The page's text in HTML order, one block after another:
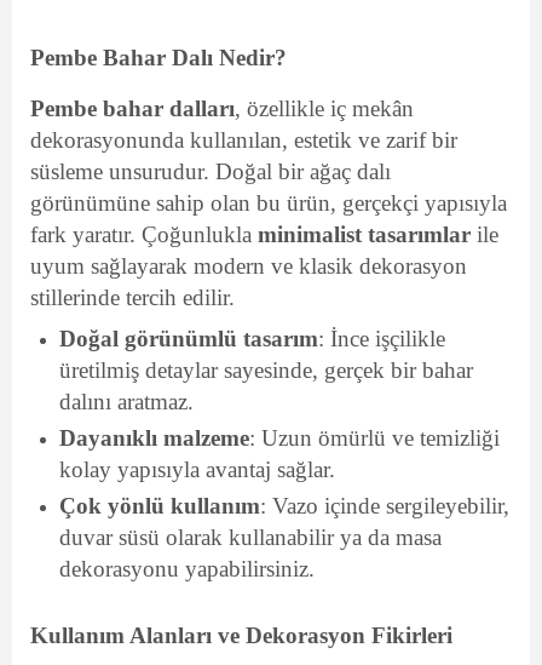
Pembe Bahar Dalı Nedir?
Pembe bahar dalları, özellikle iç mekân
dekorasyonunda kullanılan, estetik ve zarif bir
süsleme unsurudur. Doğal bir ağaç dalı
görünümüne sahip olan bu ürün, gerçekçi yapısıyla
fark yaratır. Çoğunlukla minimalist tasarımlar ile
uyum sağlayarak modern ve klasik dekorasyon
stillerinde tercih edilir.
Doğal görünümlü tasarım: İnce işçilikle
üretilmiş detaylar sayesinde, gerçek bir bahar
dalını aratmaz.
Dayanıklı malzeme: Uzun ömürlü ve temizliği
kolay yapısıyla avantaj sağlar.
Çok yönlü kullanım: Vazo içinde sergileyebilir,
duvar süsü olarak kullanabilir ya da masa
dekorasyonu yapabilirsiniz.
Kullanım Alanları ve Dekorasyon Fikirleri